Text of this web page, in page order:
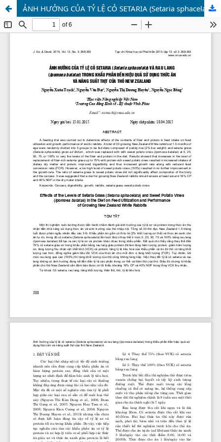
ẢNH HƯỞNG CỦA TỶ LỆ CỎ SETARIA (Setaria sphacelata) VÀRAU LANG (Ipomoea batatas)TRONG KHẨU PHẦN ĐẾN HIỆU QUẢ SỬ DỤNG THỨC ĂN VÀ NĂNG SUẤT THỊT CỦA THỎ NEW ZEALAND